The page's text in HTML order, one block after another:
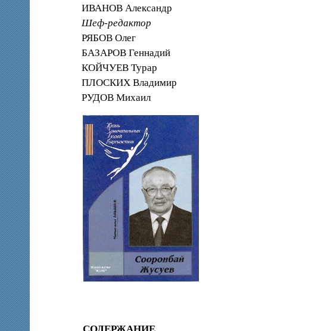
ИВАНОВ Александр
Шеф-редактор
РЯБОВ Олег
БАЗАРОВ Геннадий
КОЙЧУЕВ Турар
ПЛОСКИХ Владимир
РУДОВ Михаил